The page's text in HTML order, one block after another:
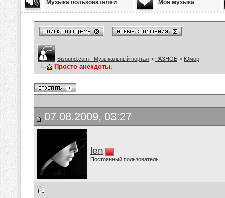
Музыка пользователей Моя музыка
Bisound.com - Музыкальный портал > РАЗНОЕ > Юмор
Просто анекдоты.
07.08.2009, 03:27
len
Постоянный пользователь